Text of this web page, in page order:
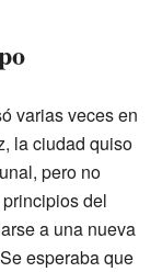
varias veces en
la ciudad quiso
pero no
del
a una nueva
esperaba que